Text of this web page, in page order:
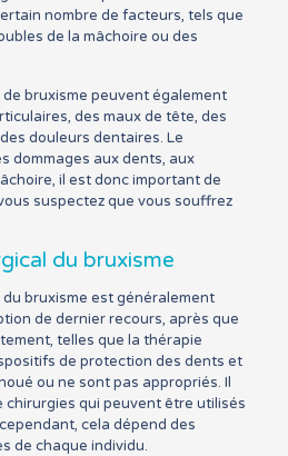
nombre de facteurs, tels que
de la mâchoire ou des
bruxisme peuvent également
des maux de tête, des
douleurs dentaires. Le
dommages aux dents, aux
il est donc important de
suspectez que vous souffrez
du bruxisme
bruxisme est généralement
de dernier recours, après que
telles que la thérapie
de protection des dents et
ou ne sont pas appropriés. Il
chirurgies qui peuvent être utilisés
cela dépend des
de chaque individu.